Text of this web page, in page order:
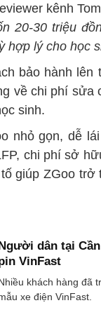
kênh
20-30 triệu
hợp lý cho học
bảo hành
về chi phí sửa
sinh.
nhỏ gọn, dễ
chi phí sở
giúp ZGoo trở
dân tại
VinFast
khách hàng đã
xe điện VinFast.